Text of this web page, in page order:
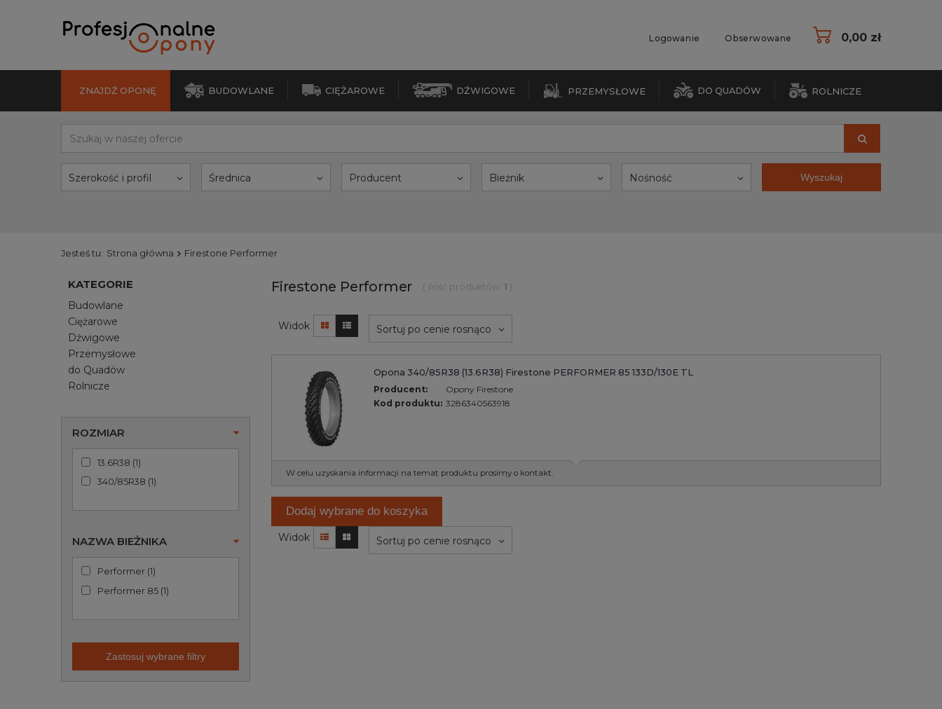
Logowanie Obserwowane 0,00 zł
ZNAJDŹ OPONĘ BUDOWLANE CIĘŻAROWE DŹWIGOWE PRZEMYSŁOWE DO QUADÓW ROLNICZE
Szerokość i profil Średnica Producent Bieżnik Nośność Wyszukaj
Jesteś tu: Strona główna Firestone Performer
KATEGORIE
Budowlane
Ciężarowe
Dźwigowe
Przemysłowe
do Quadów
Rolnicze
ROZMIAR
13.6R38 (1)
340/85R38 (1)
NAZWA BIEŻNIKA
Performer (1)
Performer 85 (1)
Zastosuj wybrane filtry
Firestone Performer ( ilość produktów: 1 )
Widok Sortuj po cenie rosnąco
Opona 340/85R38 (13.6R38) Firestone PERFORMER 85 133D/130E TL
Producent:
Opony Firestone
Kod produktu: 3286340563918
W celu uzyskania informacji na temat produktu prosimy o kontakt.
Dodaj wybrane do koszyka
Widok Sortuj po cenie rosnąco